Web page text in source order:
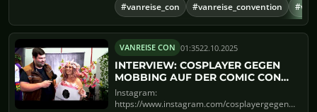
#vanreise_con #vanreise_convention
VANREISE CON 01:3522.10.2025
INTERVIEW: COSPLAYER GEGEN
MOBBING AUF DER COMIC CON
2024 WIE STEHT IHR ZUM THEMA
MOBBING?
Instagram:
https://www.instagram.com/